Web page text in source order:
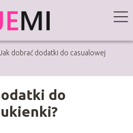
dobrać dodatki do casualowej
do